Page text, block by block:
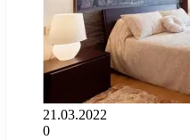
21.03.2022
0